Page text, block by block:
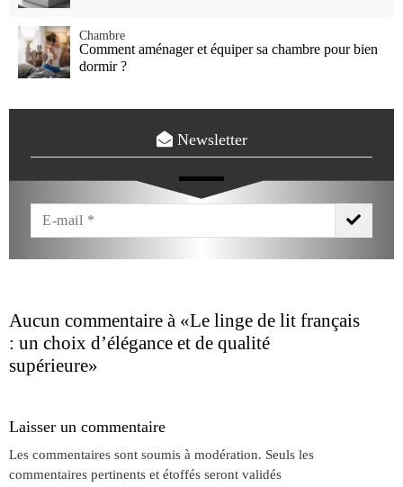
Comment aménager et équiper sa chambre pour bien
dormir ?
Chambre
Newsletter
Email
Aucun commentaire à «Le linge de lit français
: un choix d’élégance et de qualité
supérieure»
Laisser un commentaire
Les commentaires sont soumis à modération. Seuls les
commentaires pertinents et étoffés seront validés